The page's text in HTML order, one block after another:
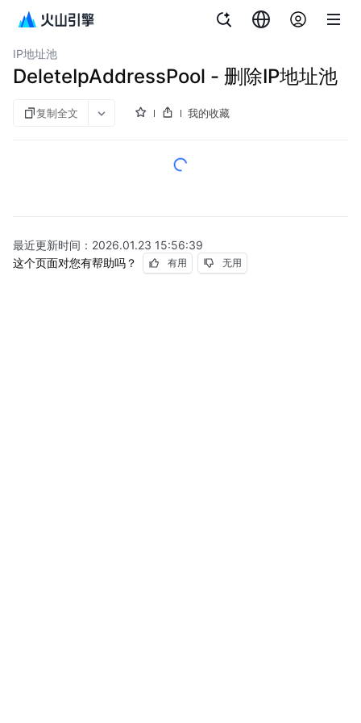
公网IP
IP地址池
DeleteIpAddressPool - 删除IP地址池
复制全文 我的收藏
最近更新时间： 2026.01.23 15:56:39
这个页面对您有帮助吗？
有用 无用